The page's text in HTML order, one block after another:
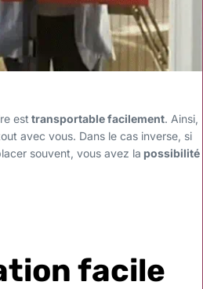
est transportable facilement. Ainsi,
avec vous. Dans le cas inverse, si
souvent, vous avez la possibilité
facile